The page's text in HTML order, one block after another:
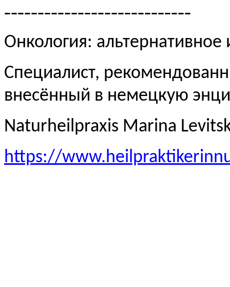
----------------------------
Онкология:
Специалист,
внесённый в немецкую
Naturheilpraxis Marina
https://